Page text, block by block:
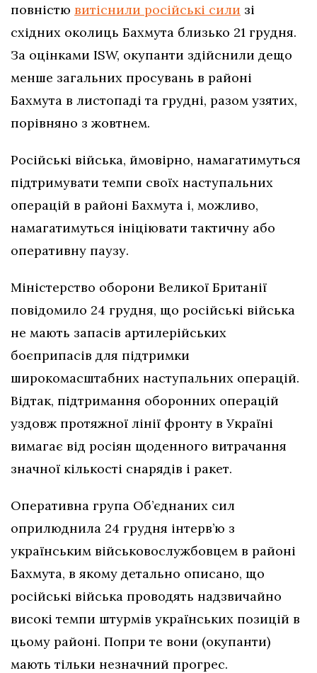
повністю витіснили російські сили зі
східних околиць Бахмута близько 21 грудня.
За оцінками ISW, окупанти здійснили дещо
менше загальних просувань в районі
Бахмута в листопаді та грудні, разом узятих,
порівняно з жовтнем.
Російські війська, ймовірно, намагатимуться
підтримувати темпи своїх наступальних
операцій в районі Бахмута і, можливо,
намагатимуться ініціювати тактичну або
оперативну паузу.
Міністерство оборони Великої Британії
повідомило 24 грудня, що російські війська
не мають запасів артилерійських
боєприпасів для підтримки
широкомасштабних наступальних операцій.
Відтак, підтримання оборонних операцій
уздовж протяжної лінії фронту в Україні
вимагає від росіян щоденного витрачання
значної кількості снарядів і ракет.
Оперативна група Об’єднаних сил
оприлюднила 24 грудня інтерв’ю з
українським військовослужбовцем в районі
Бахмута, в якому детально описано, що
російські війська проводять надзвичайно
високі темпи штурмів українських позицій в
цьому районі. Попри те вони (окупанти)
мають тільки незначний прогрес.